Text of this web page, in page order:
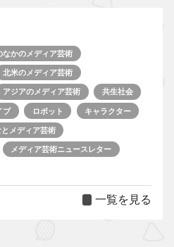
なかのメディア芸術
北米のメディア芸術
アジアのメディア芸術 共生社会
ブ ロボット キャラクター
とメディア芸術
メディア芸術ニュースレター
一覧を見る